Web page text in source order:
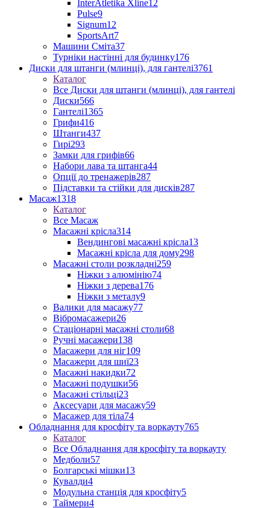
InterAtletika Xline12
Pulse9
Signum12
SportsArt7
Машини Сміта37
Турніки настінні для будинку176
Диски для штанги (млинці), для гантелі3761
Каталог
Все Диски для штанги (млинці), для гантелі
Диски566
Гантелі1365
Грифи416
Штанги437
Гирі293
Замки для грифів66
Набори лава та штанга44
Опції до тренажерів287
Підставки та стійки для дисків287
Масаж1318
Каталог
Все Масаж
Масажні крісла314
Вендингові масажні крісла13
Масажні крісла для дому298
Масажні столи розкладні259
Ніжки з алюмінію74
Ніжки з дерева176
Ніжки з металу9
Валики для масажу77
Вібромасажери26
Стаціонарні масажні столи68
Ручні масажери138
Масажери для ніг109
Масажери для шиї23
Масажні накидки72
Масажні подушки56
Масажні стільці23
Аксесуари для масажу59
Масажер для тіла74
Обладнання для кросфіту та воркауту765
Каталог
Все Обладнання для кросфіту та воркауту
Медболи57
Болгарські мішки13
Кувалди4
Модульна станція для кросфіту5
Таймери4